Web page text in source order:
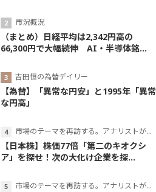
市況概況
（まとめ）日経平均は2,342円高の
66,300円で大幅続伸 AI・半導体銘...
吉田恒の為替デイリー
【為替】「異常な円安」と1995年「異常
な円高」
市場のテーマを再訪する。アナリストが読み解くテーマの本質
【日本株】株価77倍「第二のキオクシ
ア」を探せ！次の大化け企業を探...
市場のテーマを再訪する。アナリストが読み解くテーマの本質